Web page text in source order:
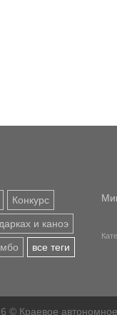
Конкурс
и каноэ
все теги
© Краевое